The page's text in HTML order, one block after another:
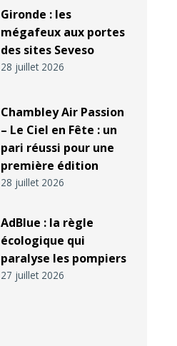
Gironde : les
mégafeux aux portes
des sites Seveso
28 juillet 2026
Chambley Air Passion
– Le Ciel en Fête : un
pari réussi pour une
première édition
28 juillet 2026
AdBlue : la règle
écologique qui
paralyse les pompiers
27 juillet 2026